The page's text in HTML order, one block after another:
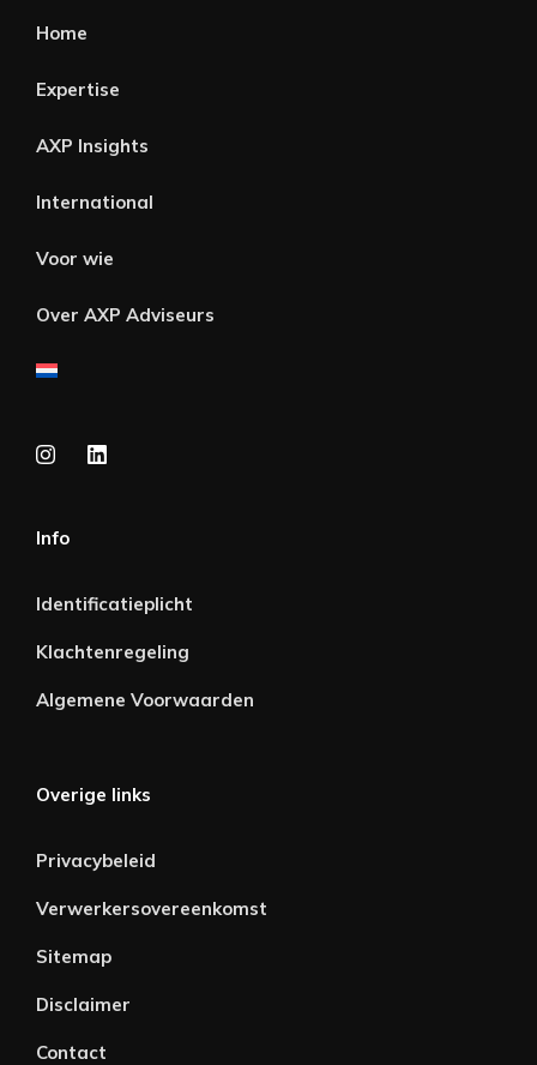
Home
Expertise
AXP Insights
International
Voor wie
Over AXP Adviseurs
Info
Identificatieplicht
Klachtenregeling
Algemene Voorwaarden
Overige links
Privacybeleid
Verwerkersovereenkomst
Sitemap
Disclaimer
Contact